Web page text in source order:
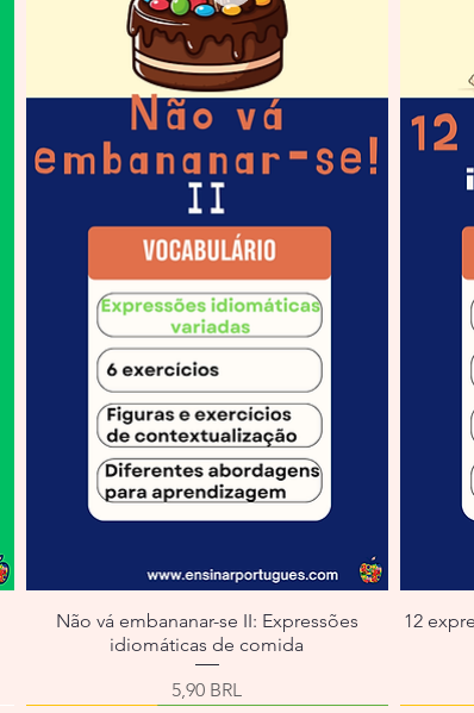
Não vá embananar-se II: Expressões
idiomáticas de comida
Precio
5,90 BRL
12